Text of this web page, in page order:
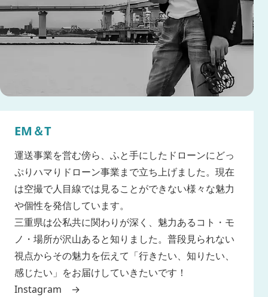
EM＆T
運送事業を営む傍ら、ふと手にしたドローンにどっ
ぷりハマりドローン事業まで立ち上げました。現在
は空撮で人目線では見ることができない様々な魅力
や個性を発信しています。
三重県は公私共に関わりが深く、魅力あるコト・モ
ノ・場所が沢山あると知りました。普段見られない
視点からその魅力を伝えて「行きたい、知りたい、
感じたい」をお届けしていきたいです！
Instagram →